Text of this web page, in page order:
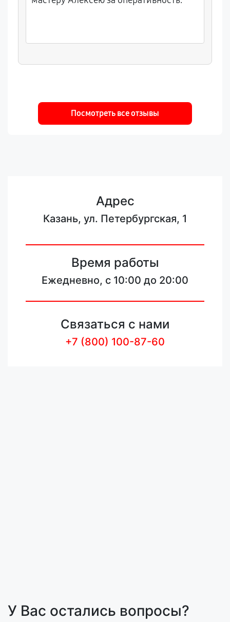
Посмотреть все отзывы
Адрес
Казань, ул. Петербургская, 1
Время работы
Ежедневно, с 10:00 до 20:00
Связаться с нами
+7 (800) 100-87-60
У Вас остались вопросы?